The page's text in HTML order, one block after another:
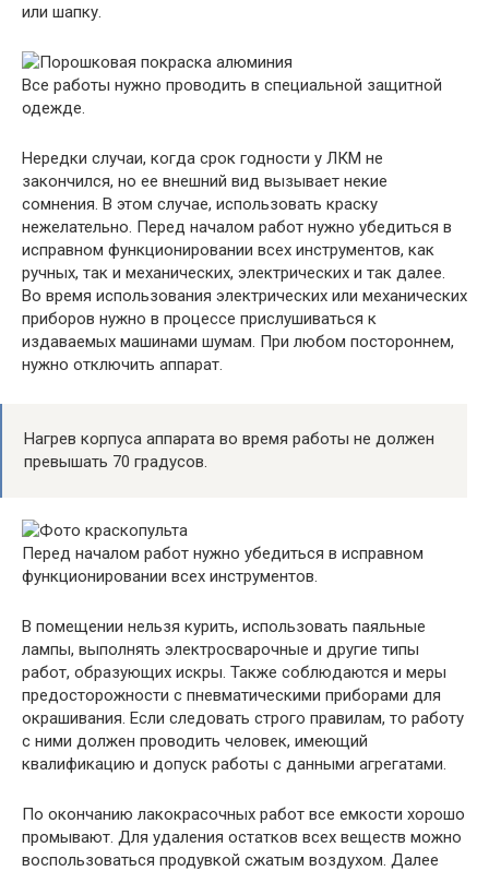
или шапку.
Все работы нужно проводить в специальной защитной
одежде.
Нередки случаи, когда срок годности у ЛКМ не
закончился, но ее внешний вид вызывает некие
сомнения. В этом случае, использовать краску
нежелательно. Перед началом работ нужно убедиться в
исправном функционировании всех инструментов, как
ручных, так и механических, электрических и так далее.
Во время использования электрических или механических
приборов нужно в процессе прислушиваться к
издаваемых машинами шумам. При любом постороннем,
нужно отключить аппарат.
Нагрев корпуса аппарата во время работы не должен
превышать 70 градусов.
Перед началом работ нужно убедиться в исправном
функционировании всех инструментов.
В помещении нельзя курить, использовать паяльные
лампы, выполнять электросварочные и другие типы
работ, образующих искры. Также соблюдаются и меры
предосторожности с пневматическими приборами для
окрашивания. Если следовать строго правилам, то работу
с ними должен проводить человек, имеющий
квалификацию и допуск работы с данными агрегатами.
По окончанию лакокрасочных работ все емкости хорошо
промывают. Для удаления остатков всех веществ можно
воспользоваться продувкой сжатым воздухом. Далее